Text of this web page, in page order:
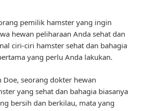
pemilik hamster yang ingin
hewan peliharaan Anda sehat dan
ciri-ciri hamster sehat dan bahagia
yang perlu Anda lakukan.
Doe, seorang dokter hewan
yang sehat dan bahagia biasanya
bersih dan berkilau, mata yang